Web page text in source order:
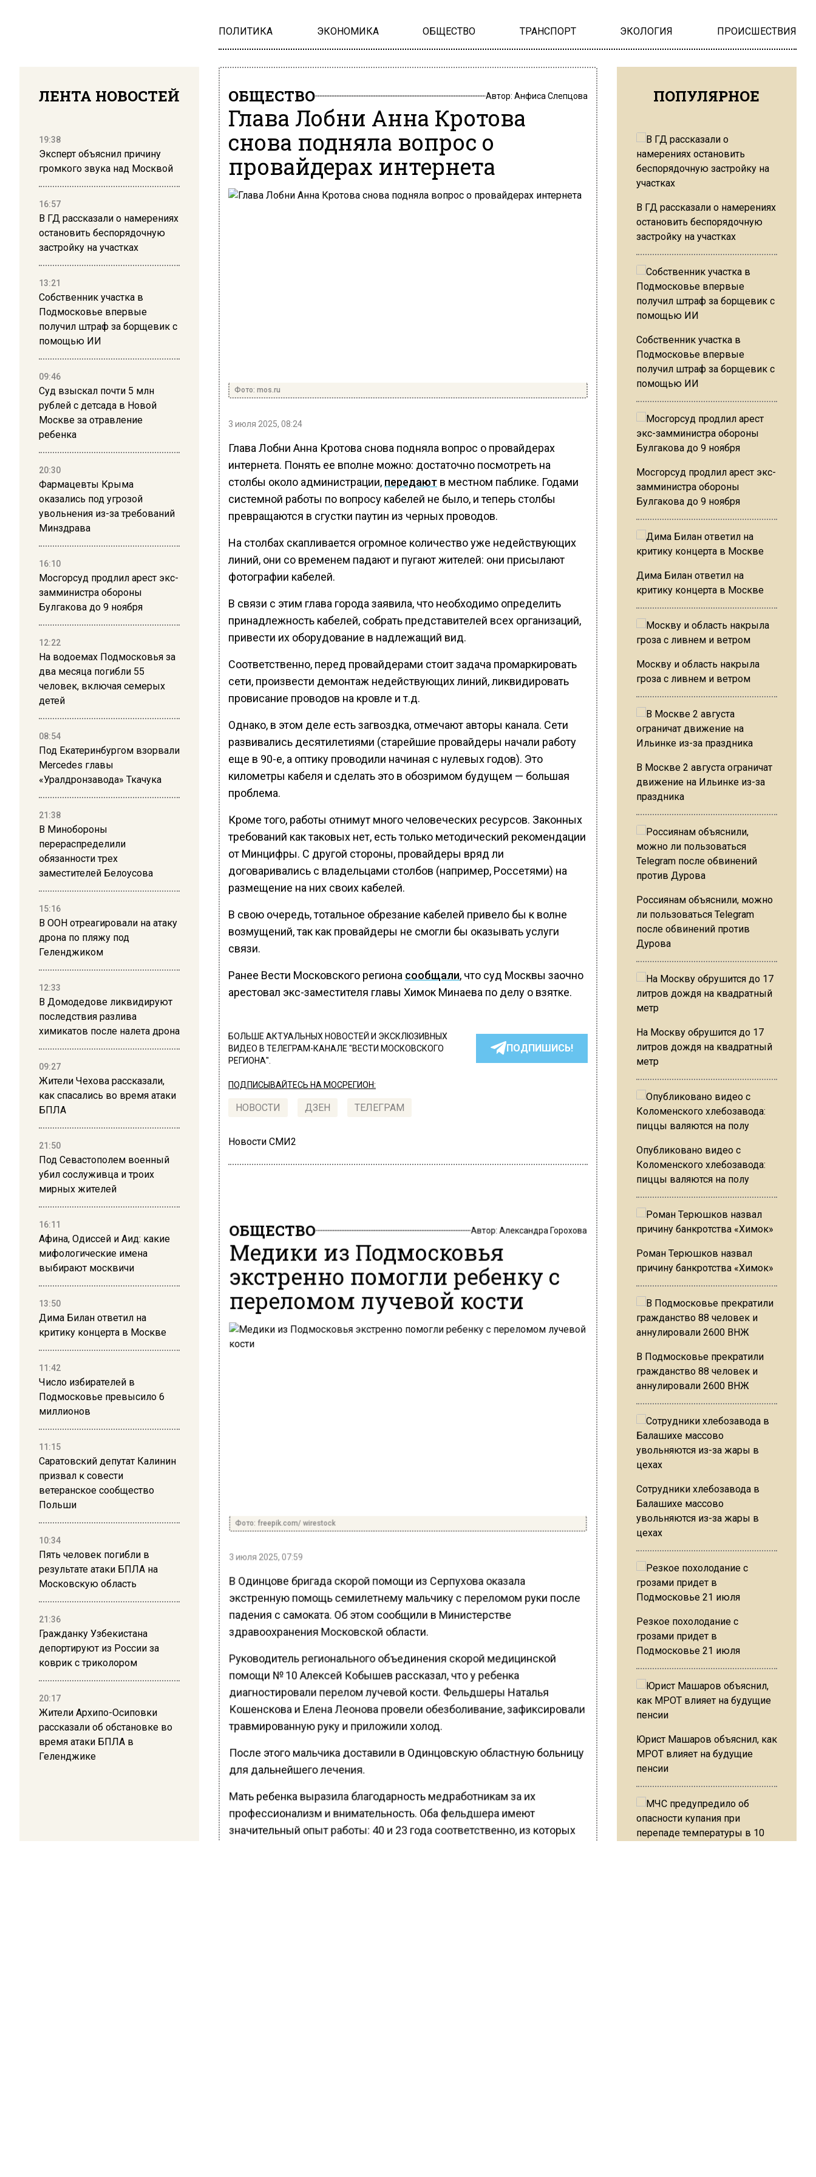
ПОЛИТИКА ЭКОНОМИКА ОБЩЕСТВО ТРАНСПОРТ ЭКОЛОГИЯ ПРОИСШЕСТВИЯ
ЛЕНТА НОВОСТЕЙ
19:38
Эксперт объяснил причину
громкого звука над Москвой
16:57
В ГД рассказали о намерениях
остановить беспорядочную
застройку на участках
13:21
Собственник участка в
Подмосковье впервые
получил штраф за борщевик с
помощью ИИ
09:46
Суд взыскал почти 5 млн
рублей с детсада в Новой
Москве за отравление
ребенка
20:30
Фармацевты Крыма
оказались под угрозой
увольнения из-за требований
Минздрава
16:10
Мосгорсуд продлил арест экс-
замминистра обороны
Булгакова до 9 ноября
12:22
На водоемах Подмосковья за
два месяца погибли 55
человек, включая семерых
детей
08:54
Под Екатеринбургом взорвали
Mercedes главы
«Уралдронзавода» Ткачука
21:38
В Минобороны
перераспределили
обязанности трех
заместителей Белоусова
15:16
В ООН отреагировали на атаку
дрона по пляжу под
Геленджиком
12:33
В Домодедове ликвидируют
последствия разлива
химикатов после налета дрона
09:27
Жители Чехова рассказали,
как спасались во время атаки
БПЛА
21:50
Под Севастополем военный
убил сослуживца и троих
мирных жителей
16:11
Афина, Одиссей и Аид: какие
мифологические имена
выбирают москвичи
13:50
Дима Билан ответил на
критику концерта в Москве
11:42
Число избирателей в
Подмосковье превысило 6
миллионов
11:15
Саратовский депутат Калинин
призвал к совести
ветеранское сообщество
Польши
10:34
Пять человек погибли в
результате атаки БПЛА на
Московскую область
21:36
Гражданку Узбекистана
депортируют из России за
коврик с триколором
20:17
Жители Архипо-Осиповки
рассказали об обстановке во
время атаки БПЛА в
Геленджике
ОБЩЕСТВО Автор: Анфиса Слепцова
Глава Лобни Анна Кротова
снова подняла вопрос о
провайдерах интернета
Фото: mos.ru
3 июля 2025, 08:24
Глава Лобни Анна Кротова снова подняла вопрос о провайдерах
интернета. Понять ее вполне можно: достаточно посмотреть на
столбы около администрации, передаютв местном паблике. Годами
системной работы по вопросу кабелей не было, и теперь столбы
превращаются в сгустки паутин из черных проводов.
На столбах скапливается огромное количество уже недействующих
линий, они со временем падают и пугают жителей: они присылают
фотографии кабелей.
В связи с этим глава города заявила, что необходимо определить
принадлежность кабелей, собрать представителей всех организаций,
привести их оборудование в надлежащий вид.
Соответственно, перед провайдерами стоит задача промаркировать
сети, произвести демонтаж недействующих линий, ликвидировать
провисание проводов на кровле и т.д.
Однако, в этом деле есть загвоздка, отмечают авторы канала. Сети
развивались десятилетиями (старейшие провайдеры начали работу
еще в 90-е, а оптику проводили начиная с нулевых годов). Это
километры кабеля и сделать это в обозримом будущем — большая
проблема.
Кроме того, работы отнимут много человеческих ресурсов. Законных
требований как таковых нет, есть только методический рекомендации
от Минцифры. С другой стороны, провайдеры вряд ли
договаривались с владельцами столбов (например, Россетями) на
размещение на них своих кабелей.
В свою очередь, тотальное обрезание кабелей привело бы к волне
возмущений, так как провайдеры не смогли бы оказывать услуги
связи.
Ранее Вести Московского региона сообщали, что суд Москвы заочно
арестовал экс-заместителя главы Химок Минаева по делу о взятке.
БОЛЬШЕ АКТУАЛЬНЫХ НОВОСТЕЙ И ЭКСКЛЮЗИВНЫХ
ВИДЕО В ТЕЛЕГРАМ-КАНАЛЕ "ВЕСТИ МОСКОВСКОГО
РЕГИОНА".
ПОДПИШИСЬ!
ПОДПИСЫВАЙТЕСЬ НА МОСРЕГИОН:
НОВОСТИ ДЗЕН ТЕЛЕГРАМ
Новости СМИ2
ОБЩЕСТВО Автор: Александра Горохова
Медики из Подмосковья
экстренно помогли ребенку с
переломом лучевой кости
Фото: freepik.com/ wirestock
3 июля 2025, 07:59
В Одинцове бригада скорой помощи из Серпухова оказала
экстренную помощь семилетнему мальчику с переломом руки после
падения с самоката. Об этом сообщили в Министерстве
здравоохранения Московской области.
Руководитель регионального объединения скорой медицинской
помощи № 10 Алексей Кобышев рассказал, что у ребенка
диагностировали перелом лучевой кости. Фельдшеры Наталья
Кошенскова и Елена Леонова провели обезболивание, зафиксировали
травмированную руку и приложили холод.
После этого мальчика доставили в Одинцовскую областную больницу
для дальнейшего лечения.
Мать ребенка выразила благодарность медработникам за их
профессионализм и внимательность. Оба фельдшера имеют
значительный опыт работы: 40 и 23 года соответственно, из которых
ПОПУЛЯРНОЕ
В ГД рассказали о намерениях
остановить беспорядочную
застройку на участках
Собственник участка в
Подмосковье впервые
получил штраф за борщевик с
помощью ИИ
Мосгорсуд продлил арест экс-
замминистра обороны
Булгакова до 9 ноября
Дима Билан ответил на
критику концерта в Москве
Москву и область накрыла
гроза с ливнем и ветром
В Москве 2 августа ограничат
движение на Ильинке из-за
праздника
Россиянам объяснили, можно
ли пользоваться Telegram
после обвинений против
Дурова
На Москву обрушится до 17
литров дождя на квадратный
метр
Опубликовано видео с
Коломенского хлебозавода:
пиццы валяются на полу
Роман Терюшков назвал
причину банкротства «Химок»
В Подмосковье прекратили
гражданство 88 человек и
аннулировали 2600 ВНЖ
Сотрудники хлебозавода в
Балашихе массово
увольняются из-за жары в
цехах
Резкое похолодание с
грозами придет в
Подмосковье 21 июля
Юрист Машаров объяснил, как
МРОТ влияет на будущие
пенсии